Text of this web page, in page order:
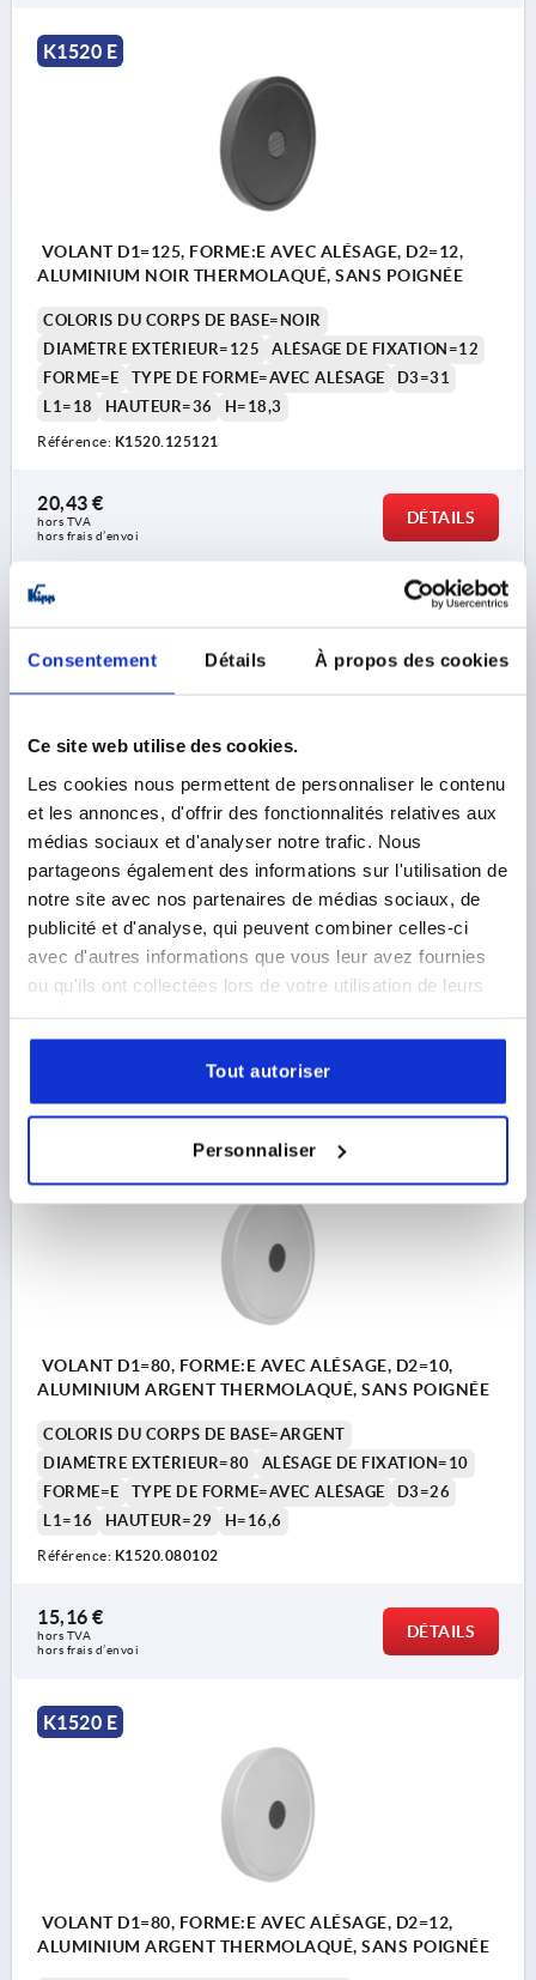
Consentement Détails À propos des cookies
Ce site web utilise des cookies.
Les cookies nous permettent de personnaliser le contenu
et les annonces, d'offrir des fonctionnalités relatives aux
médias sociaux et d'analyser notre trafic. Nous
partageons également des informations sur l'utilisation de
notre site avec nos partenaires de médias sociaux, de
publicité et d'analyse, qui peuvent combiner celles-ci
avec d'autres informations que vous leur avez fournies
ou qu'ils ont collectées lors de votre utilisation de leurs
Tout autoriser
Personnaliser
K1520 E
VOLANT D1=125, FORME:E AVEC ALÉSAGE, D2=12,
ALUMINIUM NOIR THERMOLAQUÉ, SANS POIGNÉE
COLORIS DU CORPS DE BASE=NOIR
DIAMÈTRE EXTÉRIEUR=125
ALÉSAGE DE FIXATION=12
FORME=E
TYPE DE FORME=AVEC ALÉSAGE
D3=31
L1=18
HAUTEUR=36 H=18,3
Référence: K1520.125121
20,43 €
hors TVA
hors frais d’envoi
DÉTAILS
K1520 E
VOLANT D1=125, FORME:E AVEC ALÉSAGE, D2=14,
ALUMINIUM NOIR THERMOLAQUÉ, SANS POIGNÉE
COLORIS DU CORPS DE BASE=NOIR
DIAMÈTRE EXTÉRIEUR=125
ALÉSAGE DE FIXATION=14
FORME=E
TYPE DE FORME=AVEC ALÉSAGE
D3=31
L1=18
HAUTEUR=36 H=18,3
Référence:
VOLANT D1=80, FORME:E AVEC ALÉSAGE, D2=10,
ALUMINIUM ARGENT THERMOLAQUÉ, SANS POIGNÉE
COLORIS DU CORPS DE BASE=ARGENT
DIAMÈTRE EXTÉRIEUR=80
ALÉSAGE DE FIXATION=10
FORME=E
TYPE DE FORME=AVEC ALÉSAGE
D3=26
L1=16
HAUTEUR=29 H=16,6
Référence: K1520.080102
15,16 €
hors TVA
hors frais d’envoi
DÉTAILS
K1520 E
VOLANT D1=80, FORME:E AVEC ALÉSAGE, D2=12,
ALUMINIUM ARGENT THERMOLAQUÉ, SANS POIGNÉE